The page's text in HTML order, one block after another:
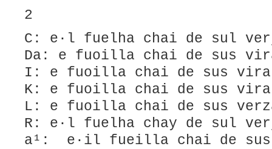
2
C: e·l fuelha chai de sul
Da: e fuoilla chai de sus
I: e fuoilla chai de sus
K: e fuoilla chai de sus
L: ​e fuoilla chai de sus
R: e·l fuelha chay de sul
a¹: e·il fueilla chai de sus